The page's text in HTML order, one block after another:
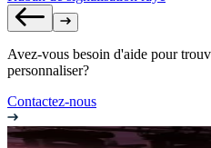
Avez-vous besoin d'aide pour
personnaliser?
Contactez-nous